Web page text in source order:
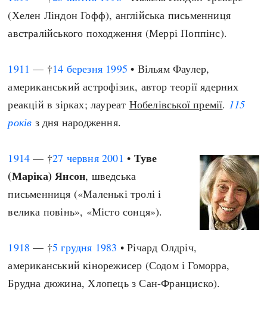
(Хелен Ліндон Гофф), англійська письменниця
австралійського походження (Меррі Поппінс).
1911 — †14 березня 1995 • Вільям Фаулер,
американський астрофізик, автор теорії ядерних
реакцій в зірках; лауреат Нобелівської премії. 115
років з дня народження.
1914 — †27 червня 2001 • Туве
(Маріка) Янсон, шведська
письменниця («Маленькі тролі і
велика повінь», «Місто сонця»).
1918 — †5 грудня 1983 • Річард Олдріч,
американський кінорежисер (Содом і Гоморра,
Брудна дюжина, Хлопець з Сан-Франциско).